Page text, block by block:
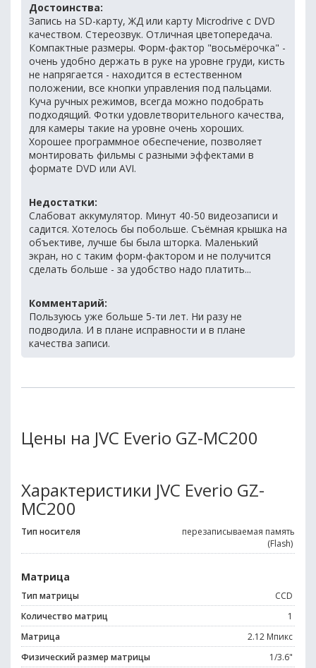
Достоинства:
Запись на SD-карту, ЖД или карту Microdrive с DVD
качеством. Стереозвук. Отличная цветопередача.
Компактные размеры. Форм-фактор "восьмёрочка" -
очень удобно держать в руке на уровне груди, кисть
не напрягается - находится в естественном
положении, все кнопки управления под пальцами.
Куча ручных режимов, всегда можно подобрать
подходящий. Фотки удовлетворительного качества,
для камеры такие на уровне очень хороших.
Хорошее программное обеспечение, позволяет
монтировать фильмы с разными эффектами в
формате DVD или AVI.
Недостатки:
Слабоват аккумулятор. Минут 40-50 видеозаписи и
садится. Хотелось бы побольше. Съёмная крышка на
объективе, лучше бы была шторка. Маленький
экран, но с таким форм-фактором и не получится
сделать больше - за удобство надо платить...
Комментарий:
Пользуюсь уже больше 5-ти лет. Ни разу не
подводила. И в плане исправности и в плане
качества записи.
Цены на JVC Everio GZ-MC200
Характеристики JVC Everio GZ-
MC200
Тип носителя
перезаписываемая память
(Flash)
Матрица
Тип матрицы
CCD
Количество матриц
1
Матрица
2.12 Мпикс
Физический размер матрицы
1/3.6"